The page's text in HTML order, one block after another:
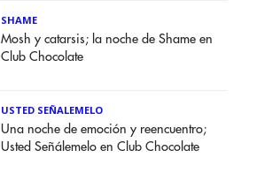
SHAME
Mosh y catarsis; la noche de Shame en
Club Chocolate
USTED SEÑALEMELO
Una noche de emoción y reencuentro;
Usted Señálemelo en Club Chocolate